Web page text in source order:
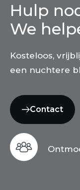
Hulp
We
Kosteloos,
een nuchtere
Contact